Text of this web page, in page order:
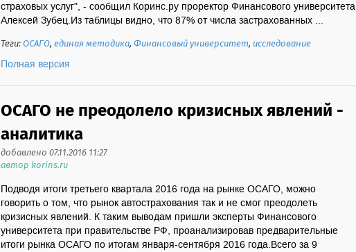
страховых услуг", - сообщил Коринс.ру проректор Финансового университета
Алексей Зубец.Из таблицы видно, что 87% от числа застрахованных ...
Теги:ОСАГО,единая методика,Финансовый университет, исследование
Полная версия
ОСАГО не преодолело кризисных явлений -
аналитика
добавлено 07.11.2016 11:27
автор korins.ru
Подводя итоги третьего квартала 2016 года на рынке ОСАГО, можно
говорить о том, что рынок автострахования так и не смог преодолеть
кризисных явлений. К таким выводам пришли эксперты Финансового
университета при правительстве РФ, проанализировав предварительные
итоги рынка ОСАГО по итогам января-сентября 2016 года.Всего за 9